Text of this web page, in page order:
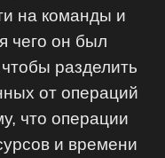
на команды и
чего он был
разделить
от операций
что операции
и времени